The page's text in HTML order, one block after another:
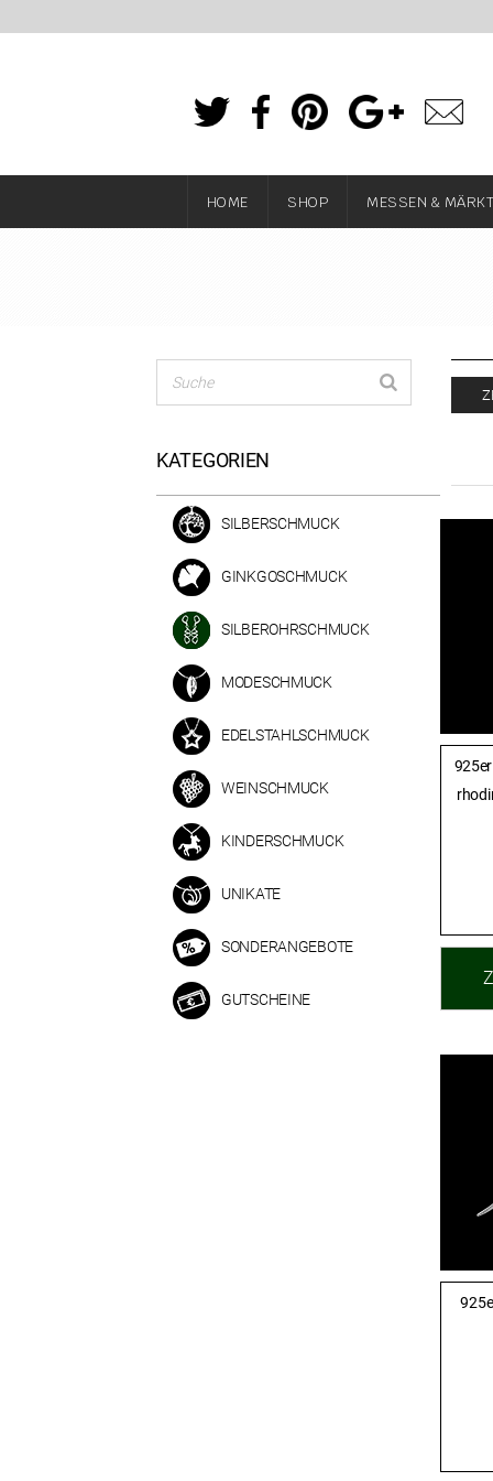
HOME SHOP MESSEN &
KATEGORIEN
SILBERSCHMUCK
GINKGOSCHMUCK
SILBEROHRSCHMUCK
MODESCHMUCK
EDELSTAHLSCHMUCK
WEINSCHMUCK
KINDERSCHMUCK
UNIKATE
SONDERANGEBOTE
GUTSCHEINE